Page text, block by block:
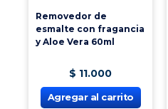
Removedor de
esmalte con fragancia
y Aloe Vera 60ml
$ 11.000
Agregar al carrito